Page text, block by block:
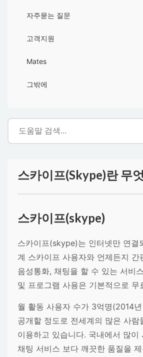
자주묻는 질문
고객지원
Mates
그밖에
스카이프(Skype)란 무
스카이프(skype)
스카이프(skype)는 인터넷만 연결
계 스카이프 사용자와 언제든지 간
음성통화, 채팅을 할 수 있는 서비
및 프로그램 사용은 기본적으로 무
월 활동 사용자 수가 3억명(2014
공개할 정도로 전세계의 많은 사람
이용하고 있습니다. 국내에서 많이
채팅 서비스 보다 깨끗한 품질을